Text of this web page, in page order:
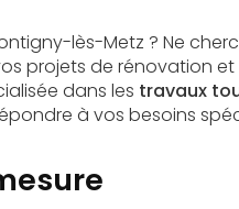
lès-Metz ? Ne
projets de rénovation et
dans les travaux
à vos besoins